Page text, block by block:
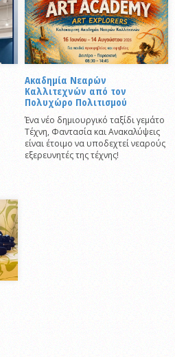
Ακαδημία Νεαρών
Καλλιτεχνών από τον
Πολυχώρο Πολιτισμού
Ένα νέο δημιουργικό ταξίδι γεμάτο
Τέχνη, Φαντασία και Ανακαλύψεις
είναι έτοιμο να υποδεχτεί νεαρούς
εξερευνητές της τέχνης!